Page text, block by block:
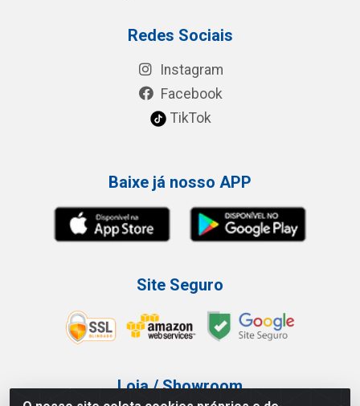
Redes Sociais
Instagram
Facebook
TikTok
Baixe já nosso APP
Site Seguro
Loja / Showroom